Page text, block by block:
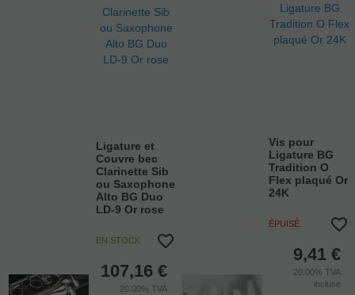
Ligature et
Couvre bec
Clarinette Sib
ou Saxophone
Alto BG Duo
LD-9 Or rose
EN STOCK
107,16 €
20.00%TVA
Vis pour
Ligature BG
Tradition O
Flex plaqué Or
24K
ÉPUISÉ
9,41 €
20.00%TVA
incluse